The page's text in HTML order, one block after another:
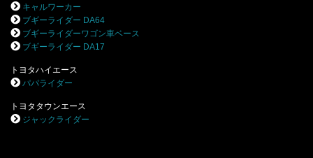
キャルワーカー
ブギーライダー DA64
ブギーライダーワゴン車ベース
ブギーライダー DA17
トヨタハイエース
パパライダー
トヨタタウンエース
ジャックライダー